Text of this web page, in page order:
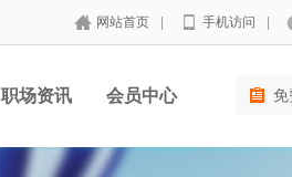
网站首页 手机访问
职场资讯 会员中心